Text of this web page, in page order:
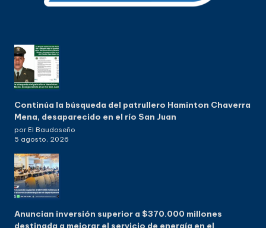
Continúa la búsqueda del patrullero Haminton Chaverra
Mena, desaparecido en el río San Juan
por El Baudoseño
5 agosto, 2026
Anuncian inversión superior a $370.000 millones